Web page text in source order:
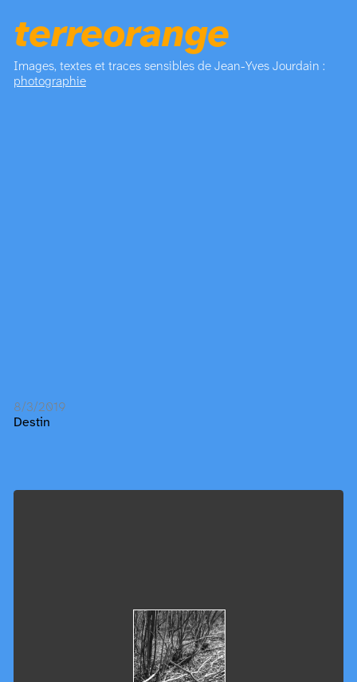
terreorange
Images, textes et traces sensibles de Jean-Yves Jourdain :
photographie
8/3/2019
Destin